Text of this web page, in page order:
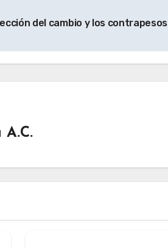
del cambio y los contrapesos